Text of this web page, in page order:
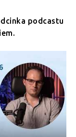
podcastu